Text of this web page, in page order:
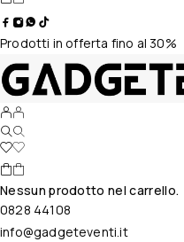
Prodotti in offerta fino al 30%
Nessun prodotto nel carrello.
0828 44108
info@gadgeteventi.it